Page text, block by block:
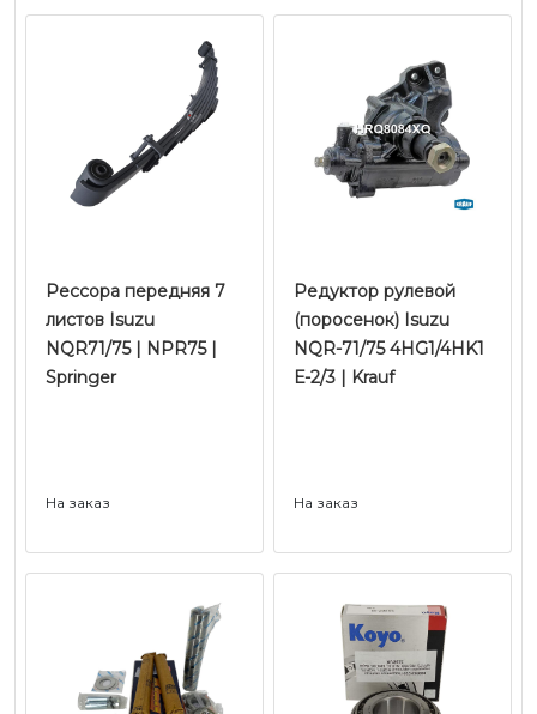
Рессора передняя 7
листов Isuzu
NQR71/75 | NPR75 |
Springer
На заказ
Редуктор рулевой
(поросенок) Isuzu
NQR-71/75 4HG1/4HK1
Е-2/3 | Krauf
На заказ